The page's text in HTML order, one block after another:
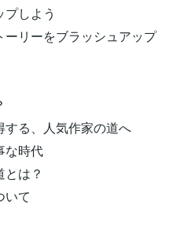
しよう
ーリーをブラッシュアップ
る、人気作家の道へ
な時代
は？
いて